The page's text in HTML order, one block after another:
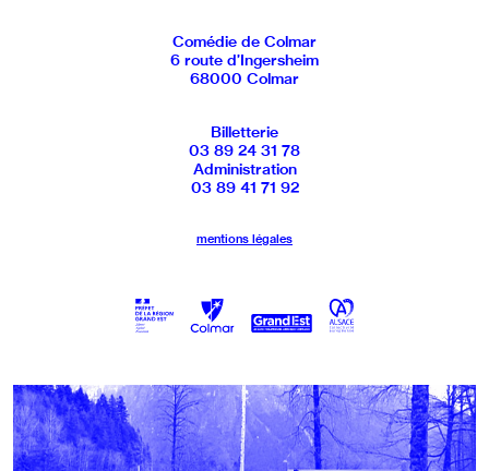
Comédie de Colmar
6 route d’Ingersheim
68000 Colmar
Billetterie
03 89 24 31 78
Administration
03 89 41 71 92
mentions légales